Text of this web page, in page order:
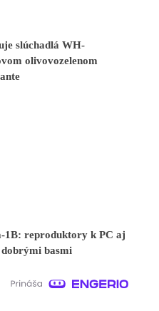
slúchadlá WH-
olivovozelenom
1B: reproduktory k PC aj
basmi